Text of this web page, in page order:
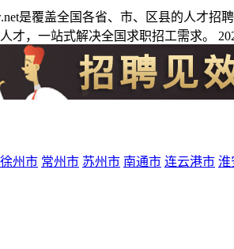
是覆盖全国各省、市、区县的人才
才，一站式解决全国求职招工需求。
徐州市 常州市 苏州市 南通市 连云港市 淮